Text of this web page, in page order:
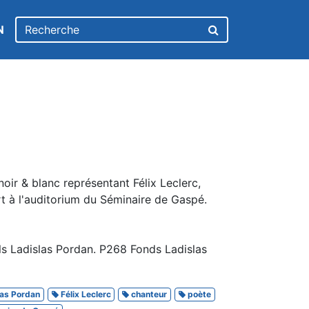
& blanc représentant Félix Leclerc,
à l'auditorium du Séminaire de Gaspé.
Ladislas Pordan. P268 Fonds Ladislas
Pordan Félix Leclerc chanteur
poète